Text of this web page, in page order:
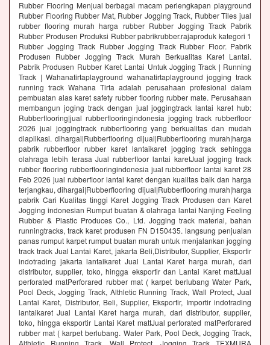
Rubber Flooring Menjual berbagai macam perlengkapan playground
Rubber Flooring Rubber Mat, Rubber Jogging Track, Rubber Tiles jual
rubber flooring murah harga rubber Rubber Jogging Track Pabrik
Rubber Produsen Produksi Rubber pabrikrubber.rajaproduk kategori 1
Rubber Jogging Track Rubber Jogging Track Rubber Floor. Pabrik
Produsen Rubber Jogging Track Murah Berkualitas Karet Lantai.
Pabrik Produsen Rubber Karet Lantai Untuk Jogging Track | Running
Track | Wahanatirtaplayground wahanatirtaplayground jogging track
running track Wahana Tirta adalah perusahaan profesional dalam
pembuatan alas karet safety rubber flooring rubber mate. Perusahaan
membangun joging track dengan jual joggingtrack lantai karet hub:
Rubberflooring|jual rubberflooringindonesia jogging track rubberfloor
2026 jual joggingtrack rubberflooring yang berkualitas dan mudah
diaplikasi. dihargai|Rubberflooring dijual|Rubberflooring murah|harga
pabrik rubberfloor rubber karet lantaikaret jogging track sehingga
olahraga lebih terasa Jual rubberfloor lantai karetJual jogging track
rubber flooring rubberflooringindonesia jual rubberfloor lantai karet 28
Feb 2026 jual rubberfloor lantai karet dengan kualitas baik dan harga
terjangkau, dihargai|Rubberflooring dijual|Rubberflooring murah|harga
pabrik Cari Kualitas tinggi Karet Jogging Track Produsen dan Karet
Jogging indonesian Rumput buatan & olahraga lantai Nanjing Feeling
Rubber & Plastic Produces Co., Ltd. Jogging track material, bahan
runningtracks, track karet produsen FN D150435. langsung penjualan
panas rumput karpet rumput buatan murah untuk menjalankan jogging
track track Jual Lantai Karet, jakarta Beli,Distributor, Supplier, Eksportir
indotrading jakarta lantaikaret Jual Lantai Karet harga murah, dari
distributor, supplier, toko, hingga eksportir dan Lantai Karet mattJual
perforated matPerforared rubber mat ( karpet berlubang Water Park,
Pool Deck, Jogging Track, Althletic Running Track, Wall Protect, Jual
Lantai Karet, Distributor, Beli, Supplier, Eksportir, Importir indotrading
lantaikaret Jual Lantai Karet harga murah, dari distributor, supplier,
toko, hingga eksportir Lantai Karet mattJual perforated matPerforared
rubber mat ( karpet berlubang. Water Park, Pool Deck, Jogging Track,